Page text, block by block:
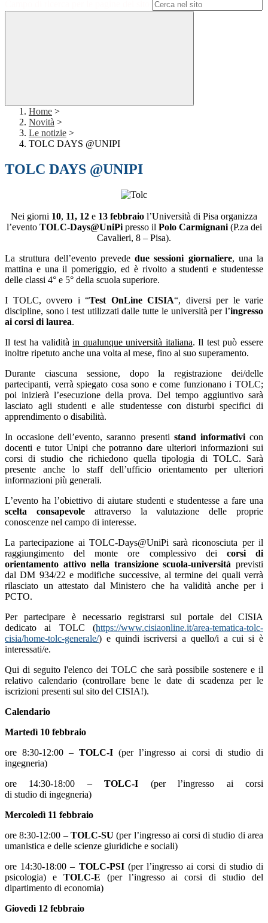
Home >
Novità >
Le notizie >
TOLC DAYS @UNIPI
TOLC DAYS @UNIPI
Nei giorni 10, 11, 12 e 13 febbraio l’Università di Pisa organizza
l’evento TOLC-Days@UniPipresso il Polo Carmignani(P.za dei
Cavalieri, 8 – Pisa).
La struttura dell’evento prevede due sessioni giornaliere, una la
mattina e una il pomeriggio, ed è rivolto a studenti e studentesse
delle classi 4° e 5° della scuola superiore.
I TOLC, ovvero i “Test OnLine CISIA“, diversi per le varie
discipline, sono i test utilizzati dalle tutte le università per l’ingresso
ai corsi di laurea.
Il test ha validitàin qualunque università italiana. Il test può essere
inoltre ripetuto anche una volta al mese, fino al suo superamento.
Durante ciascuna sessione, dopo la registrazione dei/delle
partecipanti, verrà spiegato cosa sono e come funzionano i TOLC;
poi inizierà l’esecuzione della prova. Del tempo aggiuntivo sarà
lasciato agli studenti e alle studentesse con disturbi specifici di
apprendimento o disabilità.
In occasione dell’evento, saranno presenti stand informativicon
docenti e tutor Unipi che potranno dare ulteriori informazioni sui
corsi di studio che richiedono quella tipologia di TOLC. Sarà
presente anche lo staff dell’ufficio orientamento per ulteriori
informazioni più generali.
L’evento ha l’obiettivo di aiutare studenti e studentesse a fare una
scelta consapevoleattraverso la valutazione delle proprie
conoscenze nel campo di interesse.
La partecipazione ai TOLC-Days@UniPi sarà riconosciuta per il
raggiungimento del monte ore complessivo dei corsi di
orientamento attivo nella transizione scuola-università previsti
dal DM 934/22 e modifiche successive, al termine dei quali verrà
rilasciato un attestato dal Ministero che ha validità anche per i
PCTO.
Per partecipare è necessario registrarsi sul portale del CISIA
dedicato ai TOLC (https://www.cisiaonline.it/area-tematica-tolc-
cisia/home-tolc-generale/) e quindi iscriversi a quello/i a cui si è
interessati/e.
Qui di seguito l'elenco dei TOLC che sarà possibile sostenere e il
relativo calendario (controllare bene le date di scadenza per le
iscrizioni presenti sul sito del CISIA!).
Calendario
Martedì 10 febbraio
ore 8:30-12:00 – TOLC-I(per l’ingresso ai corsi di studio di
ingegneria)
ore 14:30-18:00 –TOLC-I (per l’ingresso ai corsi
di studio di ingegneria)
Mercoledì 11 febbraio
ore 8:30-12:00 –TOLC-SU (per l’ingresso ai corsi di studio di area
umanistica e delle scienze giuridiche e sociali)
ore 14:30-18:00 – TOLC-PSI(per l’ingresso ai corsi di studio di
psicologia) e TOLC-E (per l’ingresso ai corsi di studio del
dipartimento di economia)
Giovedì 12 febbraio